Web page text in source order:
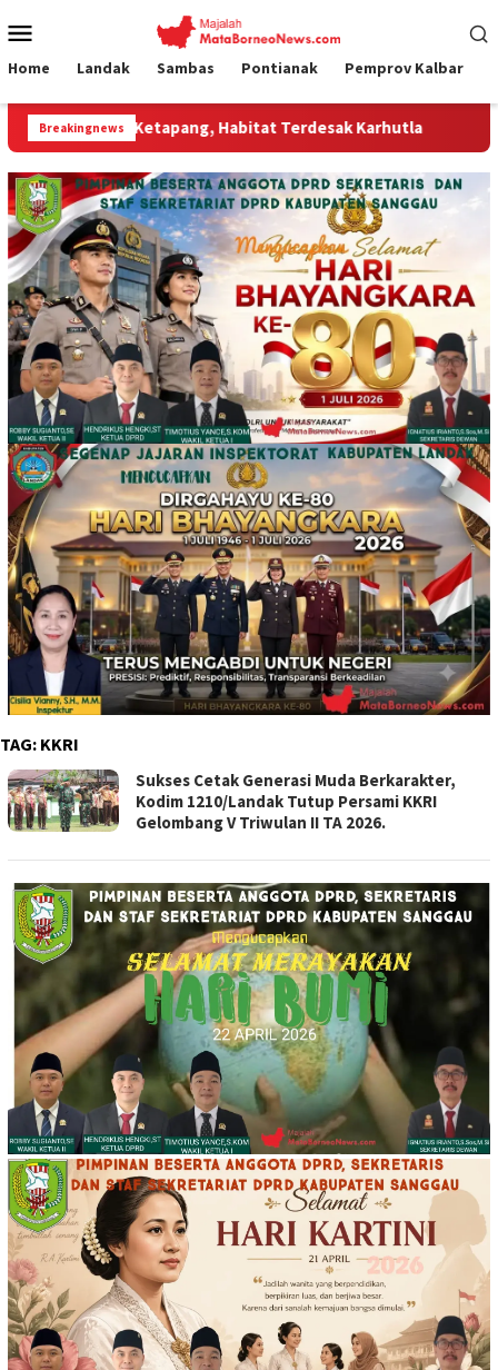
ke
Mobile
Home Landak Sambas Pontianak Pemprov Kalbar
BreakingnewsHabitat Terdesak Karhutla Jumat Curhat
TAG: KKRI
Sukses Cetak Generasi Muda Berkarakter,
Kodim 1210/Landak Tutup Persami KKRI
Gelombang V Triwulan II TA 2026.